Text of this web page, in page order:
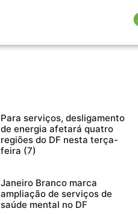
Para serviços, desligamento
de energia afetará quatro
regiões do DF nesta terça-
feira (7)
Janeiro Branco marca
ampliação de serviços de
saúde mental no DF